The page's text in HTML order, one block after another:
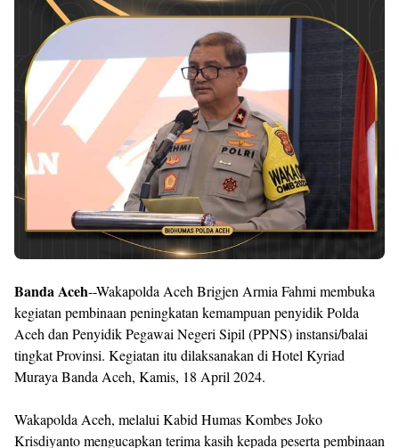
Banda Aceh--Wakapolda Aceh Brigjen Armia Fahmi membuka
kegiatan pembinaan peningkatan kemampuan penyidik Polda
Aceh dan Penyidik Pegawai Negeri Sipil (PPNS) instansi/balai
tingkat Provinsi. Kegiatan itu dilaksanakan di Hotel Kyriad
Muraya Banda Aceh, Kamis, 18 April 2024.
Wakapolda Aceh, melalui Kabid Humas Kombes Joko
Krisdiyanto mengucapkan terima kasih kepada peserta pembinaan